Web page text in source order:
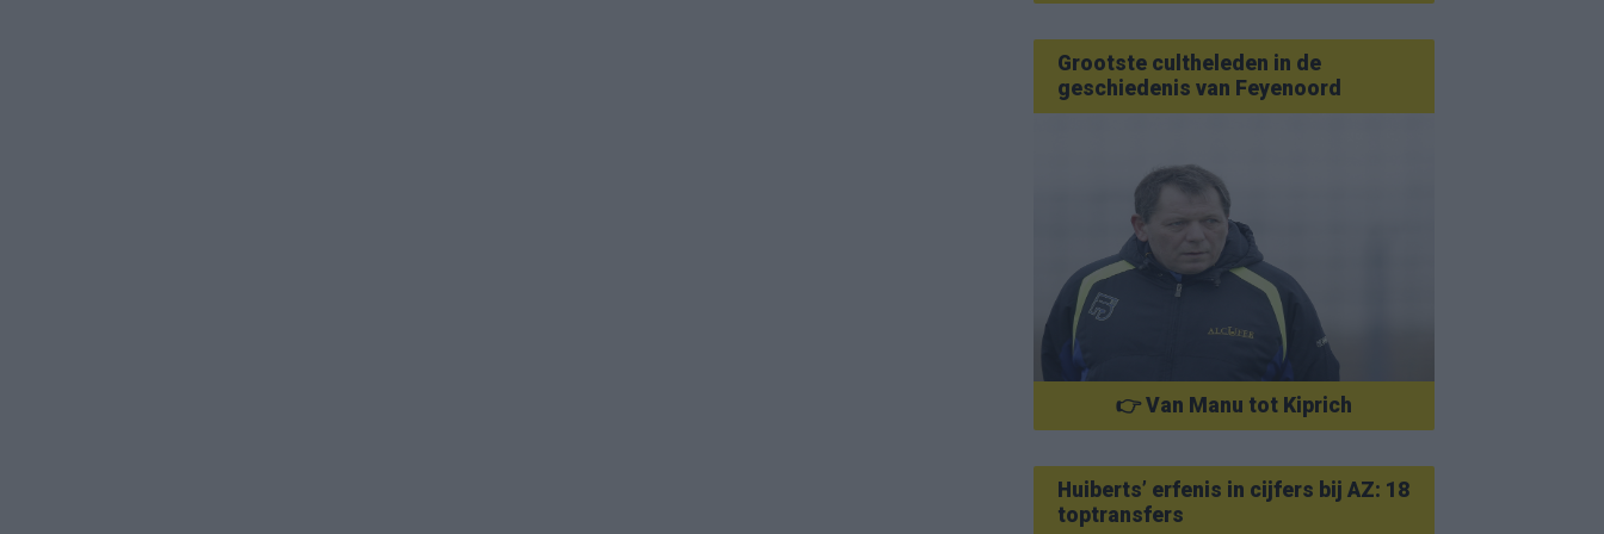
Grootste cultheleden in de
geschiedenis van Feyenoord
👉 Van Manu tot Kiprich
Huiberts’ erfenis in cijfers bij AZ: 18
toptransfers